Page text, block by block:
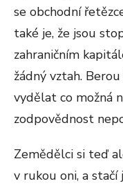
se obchodní
také je, že jsou
zahraničním
žádný vztah.
vydělat co možná
zodpovědnost
Zemědělci si teď
v rukou oni, a